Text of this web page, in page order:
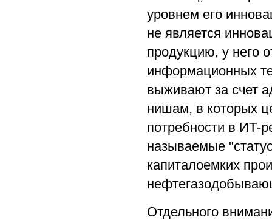
уровнем его
не является
продукцию, у него
информационных
выживают за счет
нишам, в которых
потребности в ИТ-
называемые
капиталоемких
Отдельного